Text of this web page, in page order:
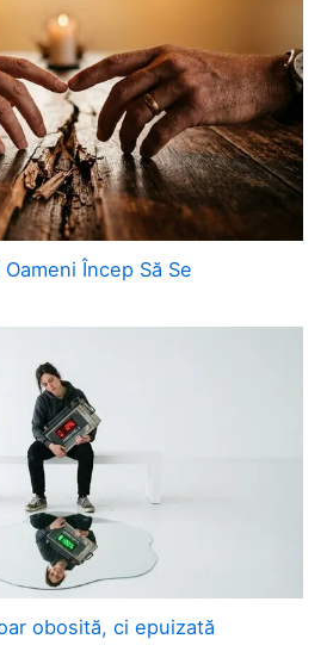
Încep Să Se
obosită, ci epuizată